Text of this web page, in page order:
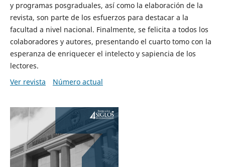
y programas posgraduales, así como la elaboración de la
revista, son parte de los esfuerzos para destacar a la
facultad a nivel nacional. Finalmente, se felicita a todos los
colaboradores y autores, presentando el cuarto tomo con la
esperanza de enriquecer el intelecto y sapiencia de los
lectores.
Ver revista
Número actual